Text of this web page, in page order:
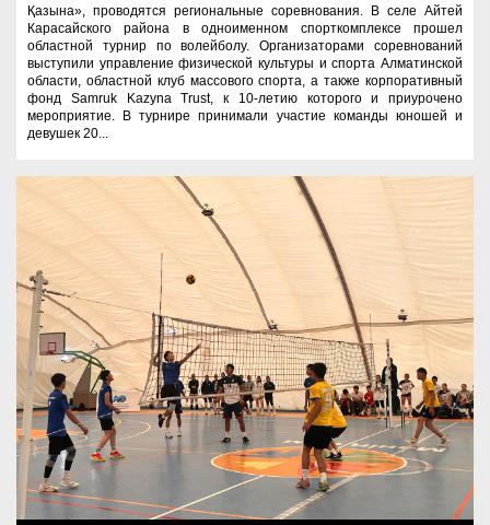
Қазына», проводятся региональные соревнования. В селе Айтей
Карасайского района в одноименном спорткомплексе прошел
областной турнир по волейболу. Организаторами соревнований
выступили управление физической культуры и спорта Алматинской
области, областной клуб массового спорта, а также корпоративный
фонд Samruk Kazyna Trust, к 10-летию которого и приурочено
мероприятие. В турнире принимали участие команды юношей и
девушек 20...